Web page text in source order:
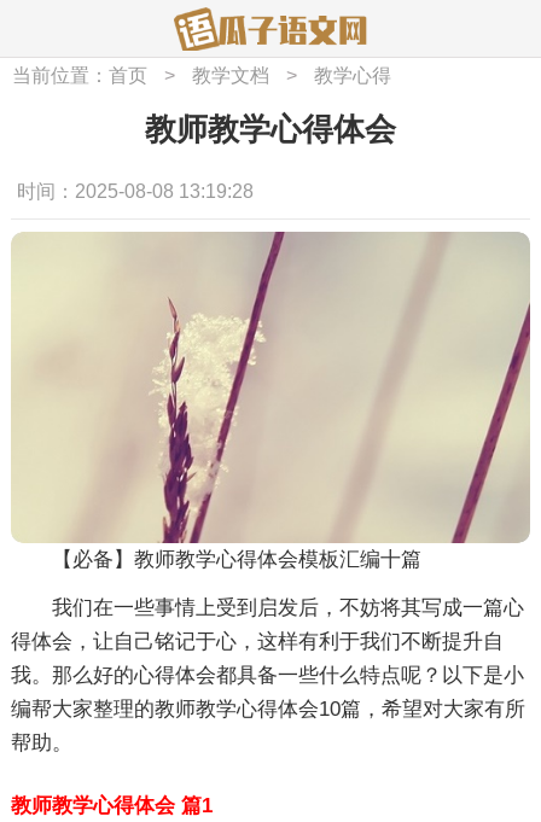
当前位置： 首页 > 教学文档 > 教学心得
教师教学心得体会
时间：2025-08-08 13:19:28
【必备】教师教学心得体会模板汇编十篇
我们在一些事情上受到启发后，不妨将其写成一篇心
得体会，让自己铭记于心，这样有利于我们不断提升自
我。那么好的心得体会都具备一些什么特点呢？以下是小
编帮大家整理的教师教学心得体会10篇，希望对大家有所
帮助。
教师教学心得体会 篇1